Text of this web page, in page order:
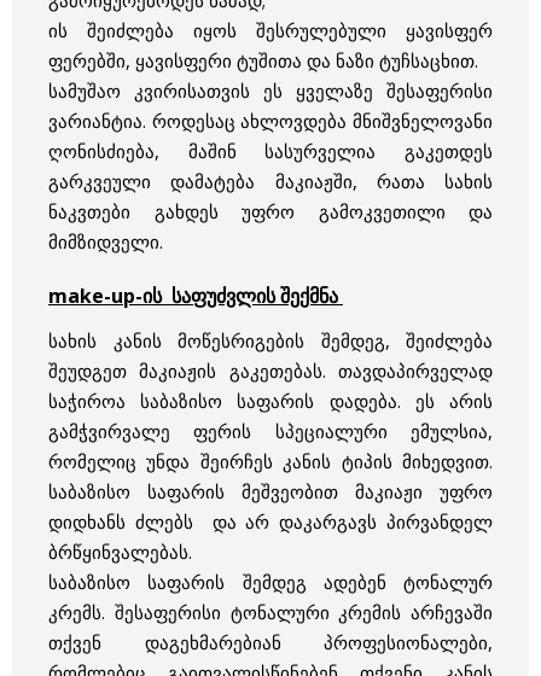
ის შეიძლება იყოს შესრულებული ყავისფერ
ფერებში, ყავისფერი ტუშითა და ნაზი ტუჩსაცხით.
სამუშაო კვირისათვის ეს ყველაზე შესაფერისი
ვარიანტია. როდესაც ახლოვდება მნიშვნელოვანი
ღონისძიება, მაშინ სასურველია გაკეთდეს
გარკვეული დამატება მაკიაჟში, რათა სახის
ნაკვთები გახდეს უფრო გამოკვეთილი და
მიმზიდველი.
make-up-ის საფუძვლის შექმნა
სახის კანის მოწესრიგების შემდეგ, შეიძლება
შეუდგეთ მაკიაჟის გაკეთებას. თავდაპირველად
საჭიროა საბაზისო საფარის დადება. ეს არის
გამჭვირვალე ფერის სპეციალური ემულსია,
რომელიც უნდა შეირჩეს კანის ტიპის მიხედვით.
საბაზისო საფარის მეშვეობით მაკიაჟი უფრო
დიდხანს ძლებს და არ დაკარგავს პირვანდელ
ბრწყინვალებას.
საბაზისო საფარის შემდეგ ადებენ ტონალურ
კრემს. შესაფერისი ტონალური კრემის არჩევაში
თქვენ დაგეხმარებიან პროფესიონალები,